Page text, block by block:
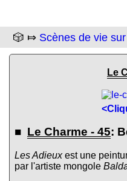
🎲 ⤇ Scènes de vie
Le
■ Le Charme - 45:
Les Adieuxest une
par l'artiste mongole